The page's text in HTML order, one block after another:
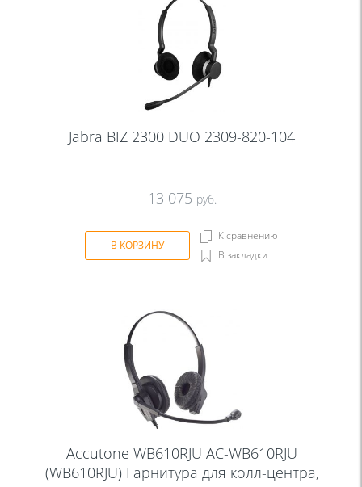
Jabra BIZ 2300 DUO 2309-820-104
13 075 руб.
В КОРЗИНУ
К сравнению
В закладки
Accutone WB610RJU AC-WB610RJU
(WB610RJU) Гарнитура для колл-центра,